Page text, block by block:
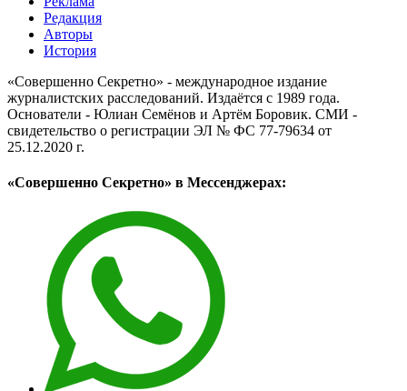
Редакция
Авторы
История
«Совершенно Секретно» - международное издание
журналистских расследований. Издаётся с 1989 года.
Основатели - Юлиан Семёнов и Артём Боровик. CМИ -
свидетельство о регистрации ЭЛ № ФС 77-79634 от
25.12.2020 г.
«Совершенно Секретно» в Мессенджерах: